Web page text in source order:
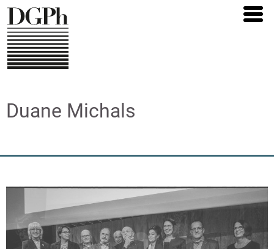
Direkt
zum
Inhalt
Duane Michals